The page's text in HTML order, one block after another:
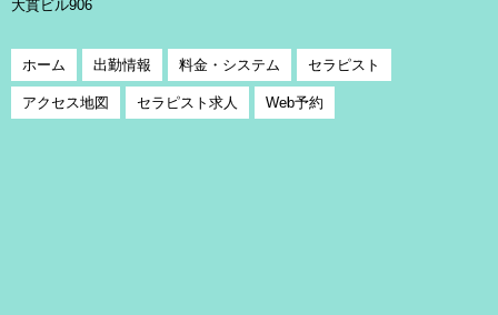
大貫ビル906
ホーム 出勤情報 料金・システム セラピスト
アクセス地図 セラピスト求人 Web予約